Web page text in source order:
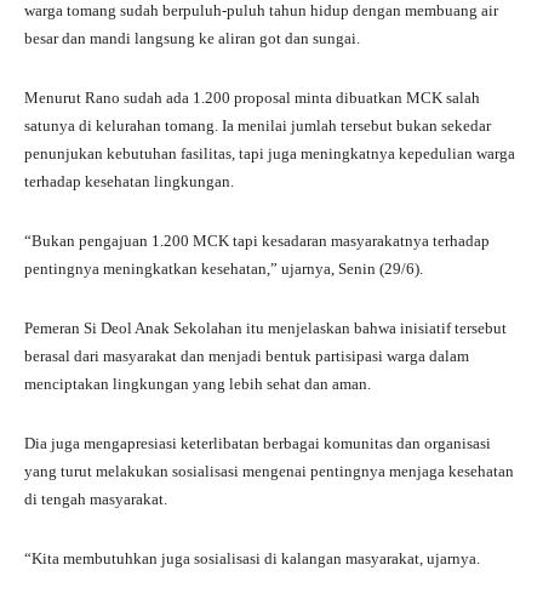
warga tomang sudah berpuluh-puluh tahun hidup dengan membuang air
besar dan mandi langsung ke aliran got dan sungai.
Menurut Rano sudah ada 1.200 proposal minta dibuatkan MCK salah
satunya di kelurahan tomang. Ia menilai jumlah tersebut bukan sekedar
penunjukan kebutuhan fasilitas, tapi juga meningkatnya kepedulian warga
terhadap kesehatan lingkungan.
“Bukan pengajuan 1.200 MCK tapi kesadaran masyarakatnya terhadap
pentingnya meningkatkan kesehatan,” ujarnya, Senin (29/6).
Pemeran Si Deol Anak Sekolahan itu menjelaskan bahwa inisiatif tersebut
berasal dari masyarakat dan menjadi bentuk partisipasi warga dalam
menciptakan lingkungan yang lebih sehat dan aman.
Dia juga mengapresiasi keterlibatan berbagai komunitas dan organisasi
yang turut melakukan sosialisasi mengenai pentingnya menjaga kesehatan
di tengah masyarakat.
“Kita membutuhkan juga sosialisasi di kalangan masyarakat, ujarnya.